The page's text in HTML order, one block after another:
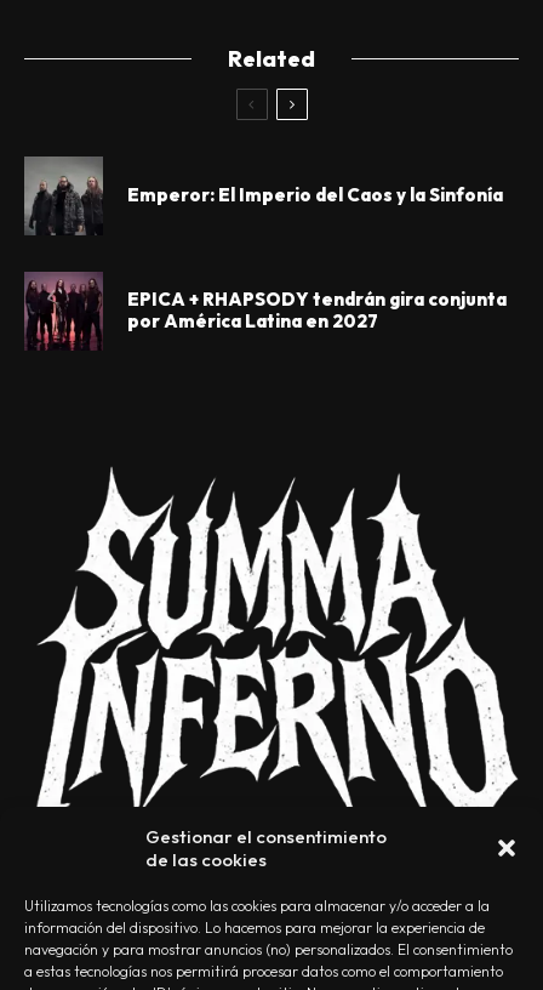
Gestionar el consentimiento
de las cookies
Utilizamos tecnologías como las cookies para almacenar y/o acceder a la
información del dispositivo. Lo hacemos para mejorar la experiencia de
navegación y para mostrar anuncios (no) personalizados. El consentimiento
a estas tecnologías nos permitirá procesar datos como el comportamiento
Related
Emperor: El Imperio del Caos y la Sinfonía
EPICA + RHAPSODY tendrán gira conjunta
por América Latina en 2027